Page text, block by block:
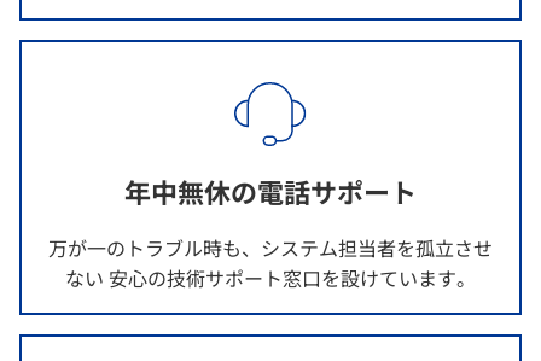
年中無休の電話サポート
万が一のトラブル時も、システム担当者を孤立させ
ない 安心の技術サポート窓口を設けています。